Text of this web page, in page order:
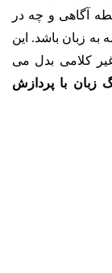
آگاهی و چه در
زبان باشد. این
کلامی بدل می
زبان با پردازش